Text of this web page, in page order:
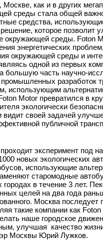
Москве, как и в других
среды стала общей
средства,
решение, которое позволит
окружающей среды. Foton
энергетических
окружающей среды и
одной из первых
большую часть научно-
разработок
использующим
Motor превратился в
экологически
видит своей задачей
публичной
эксперимент под
новых экологических
использующие
старомодные
городах в течение 3 лет.
целей на два года
Москва последует
такие компании как
наше городское
улучшая качество
Москвы Юрий Лужков.